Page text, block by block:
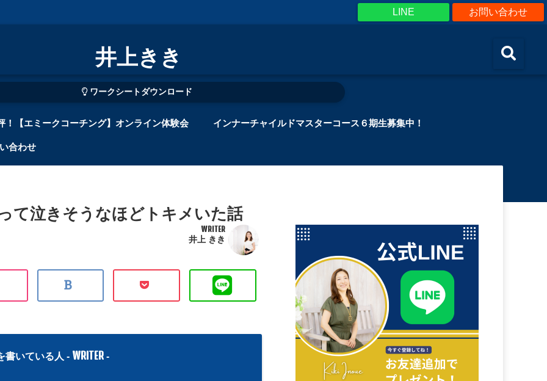
お問い合わせ
LINE
井上きき
ワークシートダウンロード
！【エミークコーチング】オンライン体験会 インナーチャイルドマスターコース６期生募集中！
合わせ
て泣きそうなほどトキメいた話
WRITER
井上 きき
書いている人 - WRITER -